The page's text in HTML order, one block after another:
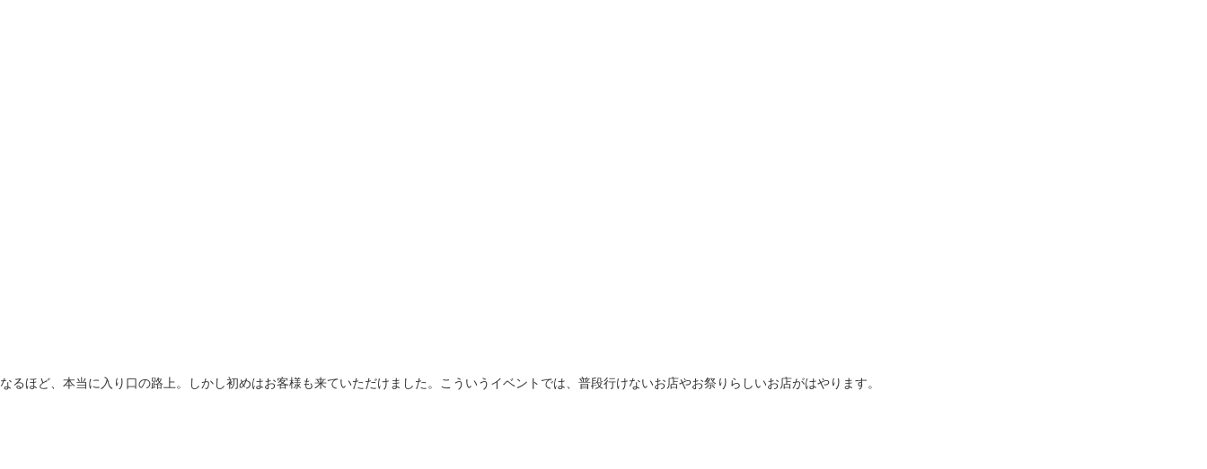
なるほど、本当に入り口の路上。しかし初めはお客様も来ていただけました。こういうイベントでは、普段行けないお店やお祭りらしいお店がはやります。